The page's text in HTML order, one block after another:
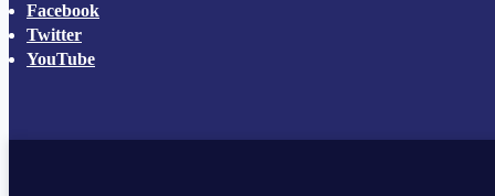
Facebook
Twitter
YouTube